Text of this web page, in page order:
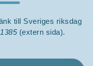
till Sveriges riksdag
(extern sida).